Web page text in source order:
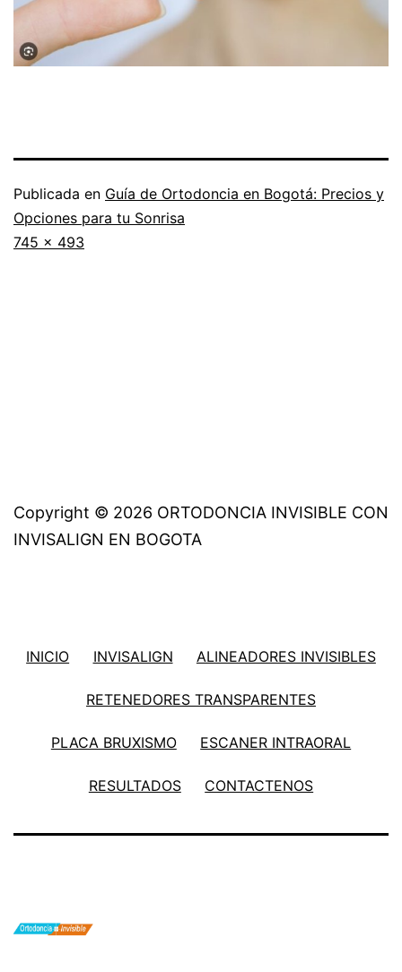
Publicada en Guía de Ortodoncia en Bogotá: Precios y
Opciones para tu Sonrisa
Tamaño
745 × 493
Copyright © 2026 ORTODONCIA INVISIBLE CON
INVISALIGN EN BOGOTA
INICIO INVISALIGN ALINEADORES INVISIBLES
RETENEDORES TRANSPARENTES
PLACA BRUXISMO ESCANER INTRAORAL
RESULTADOS CONTACTENOS